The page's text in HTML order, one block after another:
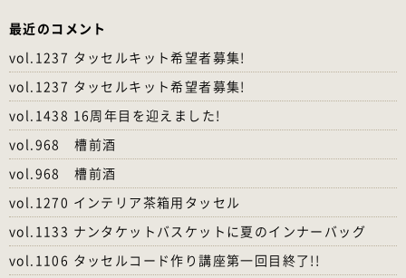
最近のコメント
vol.1237 タッセルキット希望者募集!
vol.1237 タッセルキット希望者募集!
vol.1438 16周年目を迎えました!
vol.968 槽前酒
vol.968 槽前酒
vol.1270 インテリア茶箱用タッセル
vol.1133 ナンタケットバスケットに夏のインナーバッグ
vol.1106 タッセルコード作り講座第一回目終了!!